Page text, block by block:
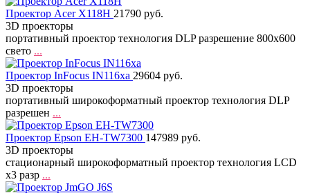
Проектор Acer X118H 21790 руб.
3D проекторы
портативный проектор технология DLP разрешение 800x600
свето ...
Проектор InFocus IN116xa 29604 руб.
3D проекторы
портативный широкоформатный проектор технология DLP
разрешен ...
Проектор Epson EH-TW7300 147989 руб.
3D проекторы
стационарный широкоформатный проектор технология LCD
x3 разр ...